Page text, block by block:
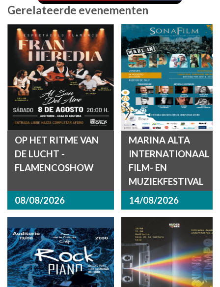
Gerelateerde evenementen
OP HET RITME VAN
DE LUCHT -
FLAMENCOSHOW
08/08/2026
MARINA ALTA
INTERNATIONAAL
FILM- EN
MUZIEKFESTIVAL
14/08/2026